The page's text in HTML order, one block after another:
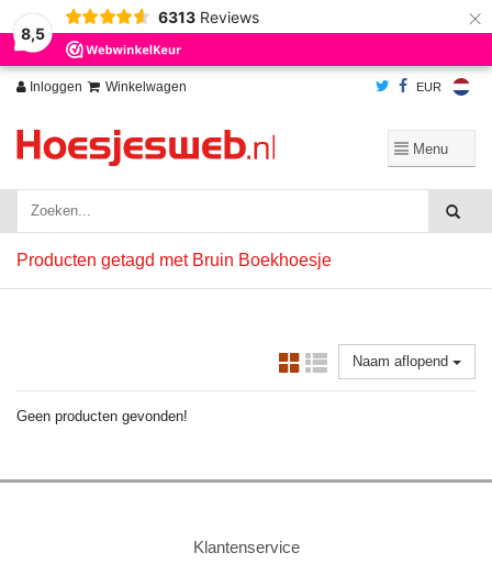
8,5
6313 Reviews ×
Inloggen Winkelwagen EUR
Producten getagd met Bruin Boekhoesje
Naam aflopend
Geen producten gevonden!
Klantenservice
Wij slaan cookies op om onze website te verbeteren. Is dat akkoord?
Ja
Nee